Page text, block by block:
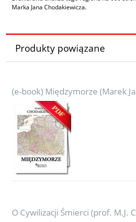
Marka Jana Chodakiewicza.
Produkty powiązane
(e-book) Międzymorze (Marek
O Cywilizacji Śmierci (prof. M.J.